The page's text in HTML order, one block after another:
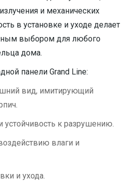
и механических
в установке и уходе делает
выбором для любого
дома.
панели Grand Line:
вид, имитирующий
устойчивость к разрушению.
влаги и
и ухода.